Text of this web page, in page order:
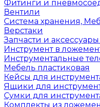
Фитинги и
Вентили
Система хранения,
Верстаки
Запчасти и
Инструмент в
Инструментальные
Мебель пластиковая
Кейсы для
Ящики для
Сумки для
Комплекты из